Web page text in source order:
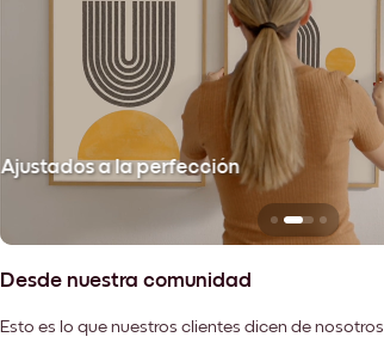
Ajustados a la perfección
Desde nuestra comunidad
Esto es lo que nuestros clientes dicen de nosotros